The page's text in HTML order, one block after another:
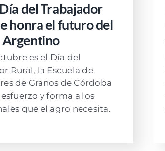
del Trabajador
honra el futuro del
Argentino
es el Día del
Rural, la Escuela de
de Granos de Córdoba
y forma a los
que el agro necesita.